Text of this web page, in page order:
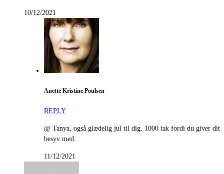
10/12/2021
Anette Kristine Poulsen
REPLY
@ Tanya, også glædelig jul til dig. 1000 tak fordi du giver dit
besyv med.
11/12/2021